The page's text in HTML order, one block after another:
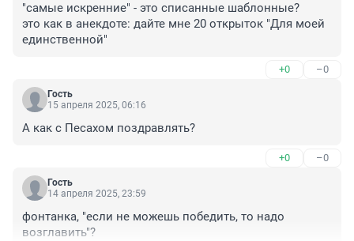
"самые искренние" - это списанные шаблонные?
это как в анекдоте: дайте мне 20 открыток "Для моей
единственной"
+0 –0
Гость
15 апреля 2025, 06:16
А как с Песахом поздравлять?
+0 –0
Гость
14 апреля 2025, 23:59
фонтанка, "если не можешь победить, то надо
возглавить"?